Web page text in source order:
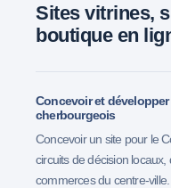
Sites vitrines,
boutique en
Concevoir et
cherbourgeois
Concevoir un site pour le
circuits de décision
commerces du centre-